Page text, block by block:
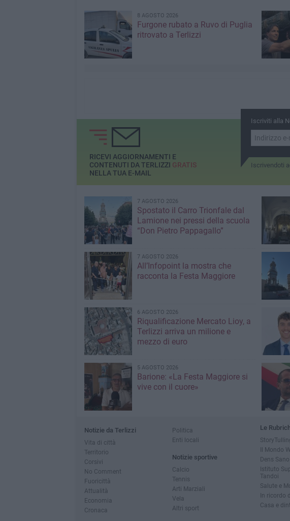
8 AGOSTO 2026
Furgone rubato a Ruvo di Puglia
ritrovato a Terlizzi
Iscriviti alla
Iscrivendoti
RICEVI AGGIORNAMENTI E
CONTENUTI DA TERLIZZI GRATIS
NELLA TUA E-MAIL
7 AGOSTO 2026
Spostato il Carro Trionfale dal
Lamione nei pressi della scuola
“Don Pietro Pappagallo”
7 AGOSTO 2026
All’Infopoint la mostra che
racconta la Festa Maggiore
6 AGOSTO 2026
Riqualificazione Mercato Lioy, a
Terlizzi arriva un milione e
mezzo di euro
5 AGOSTO 2026
Barione: «La Festa Maggiore si
vive con il cuore»
Notizie da Terlizzi
Vita di città
Territorio
Corsivi
No Comment
Fuoricittà
Attualità
Economia
Cronaca
Politica
Enti locali
Notizie sportive
Calcio
Tennis
Arti Marziali
Vela
Altri sport
Le
Il Mondo
Dens
Istituto
Tandoi
Salute e
In ricordo
Casa e